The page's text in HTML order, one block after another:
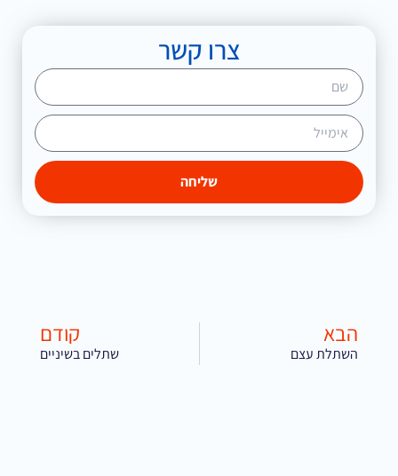
צרו קשר
שליחה
הבא
השתלת עצם
קודם
שתלים בשיניים